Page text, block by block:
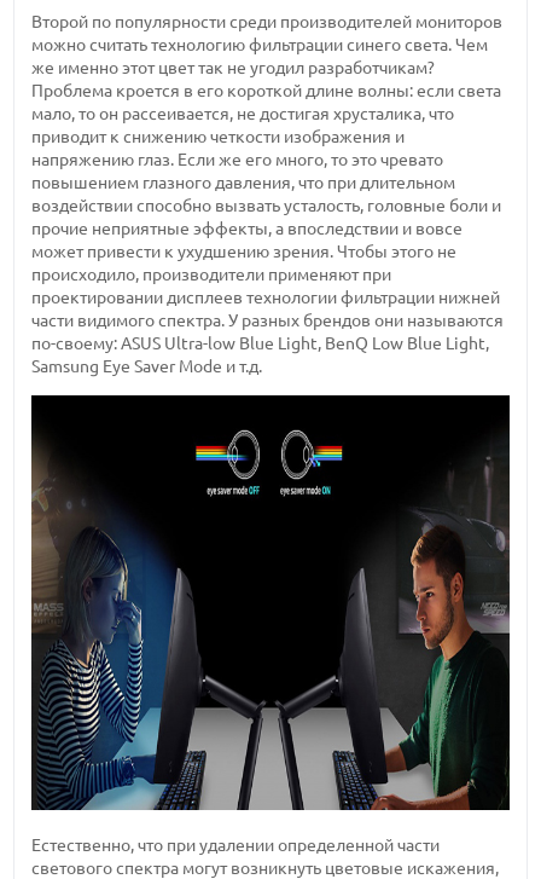
Второй по популярности среди производителей мониторов
можно считать технологию фильтрации синего света. Чем
же именно этот цвет так не угодил разработчикам?
Проблема кроется в его короткой длине волны: если света
мало, то он рассеивается, не достигая хрусталика, что
приводит к снижению четкости изображения и
напряжению глаз. Если же его много, то это чревато
повышением глазного давления, что при длительном
воздействии способно вызвать усталость, головные боли и
прочие неприятные эффекты, а впоследствии и вовсе
может привести к ухудшению зрения. Чтобы этого не
происходило, производители применяют при
проектировании дисплеев технологии фильтрации нижней
части видимого спектра. У разных брендов они называются
по-своему: ASUS Ultra-low Blue Light, BenQ Low Blue Light,
Samsung Eye Saver Mode и т.д.
Естественно, что при удалении определенной части
светового спектра могут возникнуть цветовые искажения,